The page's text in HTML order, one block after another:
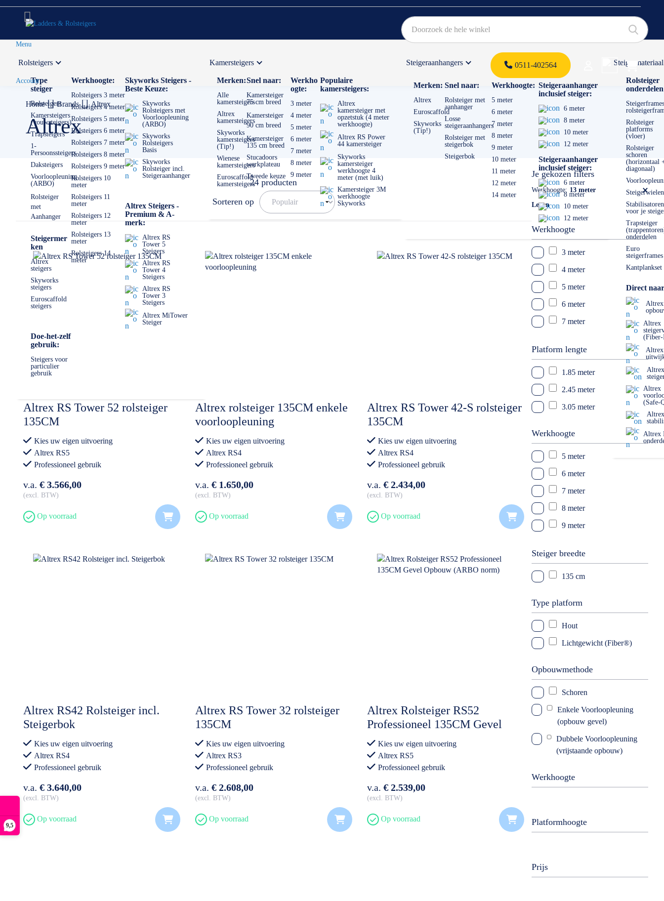
9,5
0511-402564
Menu
Rolsteigers
Type
steiger
Rolsteigers
Kamersteigers
(vouwsteigers)
Trapsteigers
1-
Persoonssteigers
Daksteigers
Voorloopleuning
(ARBO)
Rolsteiger
met
Aanhanger
Steigermer
ken
Altrex
steigers
Skyworks
steigers
Euroscaffold
steigers
Doe-het-zelf
gebruik:
Steigers voor
particulier
gebruik
Werkhoogte:
Rolsteigers 3 meter
Rolsteigers 4 meter
Rolsteigers 5 meter
Rolsteigers 6 meter
Rolsteigers 7 meter
Rolsteigers 8 meter
Rolsteigers 9 meter
Rolsteigers 10
meter
Rolsteigers 11
meter
Rolsteigers 12
meter
Rolsteigers 13
meter
Rolsteigers 14
meter
Skyworks Steigers -
Beste Keuze:
Skyworks
Rolsteigers met
Voorloopleuning
(ARBO)
Skyworks
Rolsteigers
Basis
Skyworks
Rolsteiger incl.
Steigeraanhanger
Altrex Steigers -
Premium & A-
merk:
Altrex RS
Tower 5
Steigers
Altrex RS
Tower 4
Steigers
Altrex RS
Tower 3
Steigers
Altrex MiTower
Steiger
Kamersteigers
Merken:
Alle
kamersteigers
Altrex
kamersteigers
Skyworks
kamersteigers
(Tip!)
Wienese
kamersteigers
Euroscaffold
kamersteigers
Snel naar:
Kamersteiger
75 cm breed
Kamersteiger
90 cm breed
Kamersteiger
135 cm breed
Stucadoors
werkplateau
Tweede keuze
Werkho
ogte:
3 meter
4 meter
5 meter
6 meter
7 meter
8 meter
9 meter
Populaire
kamersteigers:
Altrex
kamersteiger met
opzetstuk (4 meter
werkhoogte)
Altrex RS Power
44 kamersteiger
Skyworks
kamersteiger
werkhoogte 4
meter (met luik)
Kamersteiger 3M
werkhoogte
Skyworks
Steigeraanhangers
Merken:
Altrex
Euroscaffold
Skyworks
(Tip!)
Snel naar:
Rolsteiger met
aanhanger
Losse
steigeraanhangers
Rolsteiger met
steigerbok
Steigerbok
Werkhoogte:
5 meter
6 meter
7 meter
8 meter
9 meter
10 meter
11 meter
12 meter
14 meter
Steigeraanhanger
inclusief steiger:
6 meter
8 meter
10 meter
12 meter
Steigeraanhanger
inclusief steiger:
6 meter
8 meter
10 meter
12 meter
Steigermateriaal
Rolsteiger
Rolsteiger
platforms
(vloer)
Rolsteiger
schoren
(horizontaal
diagonaal)
Steigerwielen
Stabilisatoren
voor je
Trapsteiger
onderdelen
Euro
steigerframes
Kantplankset
Direct
Altrex
Altrex
Altrex
Altrex
Altrex
(Safe-
Altrex
Altrex
Account
Home Brands Altrex
Altrex
24 producten
Sorteren op
Altrex RS Tower 52 rolsteiger
135CM
Kies uw eigen uitvoering
Altrex RS5
Professioneel gebruik
v.a. € 3.566,00
excl. BTW
Op voorraad
Altrex rolsteiger 135CM enkele
voorloopleuning
Kies uw eigen uitvoering
Altrex RS4
Professioneel gebruik
v.a. € 1.650,00
excl. BTW
Op voorraad
Altrex RS Tower 42-S rolsteiger
135CM
Kies uw eigen uitvoering
Altrex RS4
Professioneel gebruik
v.a. € 2.434,00
excl. BTW
Op voorraad
Altrex RS42 Rolsteiger incl.
Steigerbok
Kies uw eigen uitvoering
Altrex RS4
Professioneel gebruik
v.a. € 3.640,00
excl. BTW
Op voorraad
Altrex RS Tower 32 rolsteiger
135CM
Kies uw eigen uitvoering
Altrex RS3
Professioneel gebruik
v.a. € 2.608,00
excl. BTW
Op voorraad
Altrex Rolsteiger RS52
Professioneel 135CM Gevel
Opbouw (ARBO norm)
Kies uw eigen uitvoering
Altrex RS5
Professioneel gebruik
v.a. € 2.539,00
excl. BTW
Op voorraad
Je gekozen filters
Werkhoogte
13 meter
Legen
Werkhoogte
3 meter
4 meter
5 meter
6 meter
7 meter
9 meter
10 meter
11 meter
12 meter
14 meter
Platform lengte
1.85 meter
2.45 meter
3.05 meter
Werkhoogte
5 meter
6 meter
7 meter
8 meter
9 meter
12 meter
14 meter
Steiger breedte
135 cm
Type platform
Hout
Lichtgewicht (Fiber®)
Opbouwmethode
Schoren
Enkele Voorloopleuning
(opbouw gevel)
Dubbele Voorloopleuning
(vrijstaande opbouw)
Werkhoogte
Platformhoogte
Prijs